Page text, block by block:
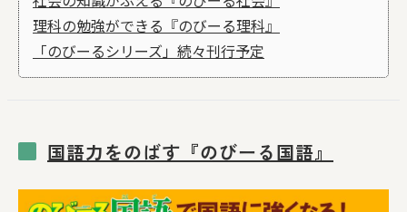
理科の勉強ができる『のびーる理科』
「のびーるシリーズ」続々刊行予定
国語力をのばす『のびーる国語』